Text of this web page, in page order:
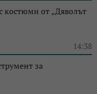
костюми от „Дяволът
14:38
за